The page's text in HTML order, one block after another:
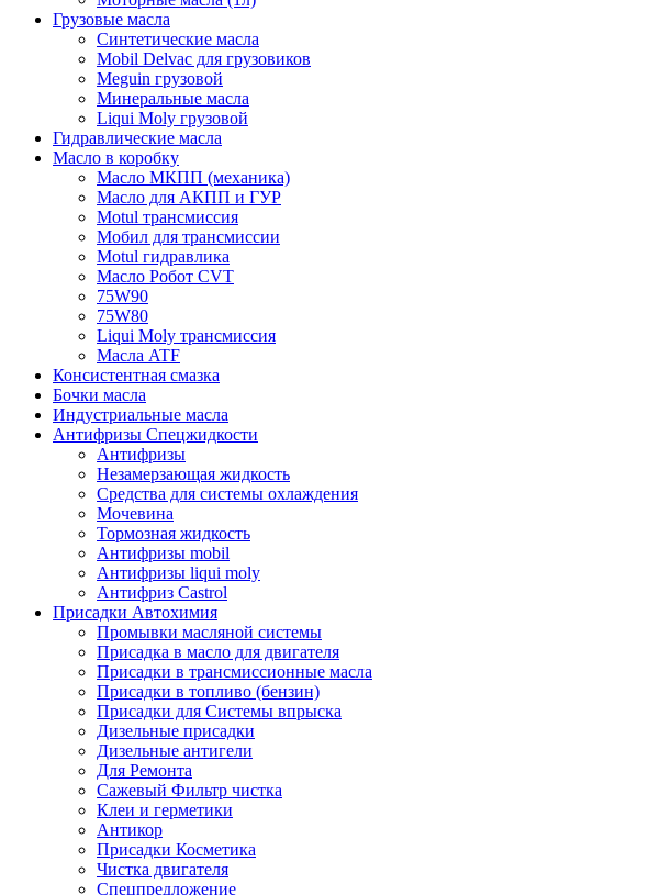
Грузовые масла
Синтетические масла
Mobil Delvac для грузовиков
Meguin грузовой
Минеральные масла
Liqui Moly грузовой
Гидравлические масла
Масло в коробку
Масло МКПП (механика)
Масло для АКПП и ГУР
Motul трансмиссия
Мобил для трансмиссии
Motul гидравлика
Масло Робот CVT
75W90
75W80
Liqui Moly трансмиссия
Масла ATF
Консистентная смазка
Бочки масла
Индустриальные масла
Антифризы Спецжидкости
Антифризы
Незамерзающая жидкость
Средства для системы охлаждения
Мочевина
Тормозная жидкость
Антифризы mobil
Антифризы liqui moly
Антифриз Castrol
Присадки Автохимия
Промывки масляной системы
Присадка в масло для двигателя
Присадки в трансмиссионные масла
Присадки в топливо (бензин)
Присадки для Системы впрыска
Дизельные присадки
Дизельные антигели
Для Ремонта
Сажевый Фильтр чистка
Клеи и герметики
Антикор
Присадки Косметика
Чистка двигателя
Спецпредложение